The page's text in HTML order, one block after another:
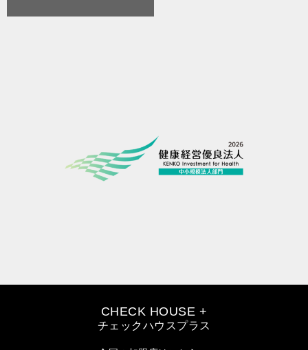
CHECK HOUSE +
チェックハウスプラス